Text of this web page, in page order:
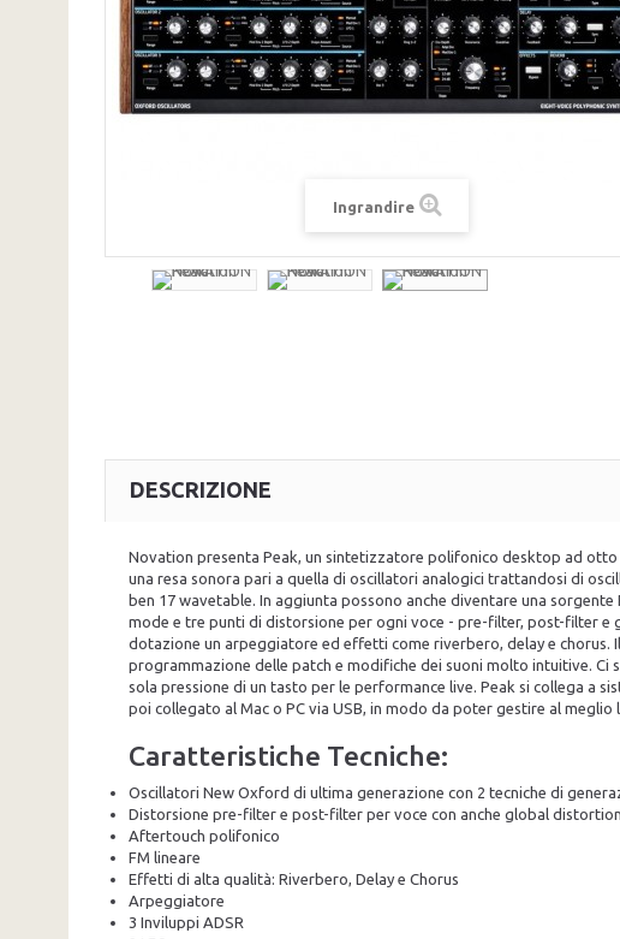
Ingrandire
DESCRIZIONE
Novation presenta Peak, un sintetizzatore polifonico desktop ad
una resa sonora pari a quella di oscillatori analogici trattandosi di
ben 17 wavetable. In aggiunta possono anche diventare una
mode e tre punti di distorsione per ogni voce - pre-filter, post-filter e
dotazione un arpeggiatore ed effetti come riverbero, delay e chorus.
programmazione delle patch e modifiche dei suoni molto intuitive. Ci
sola pressione di un tasto per le performance live. Peak si collega a
poi collegato al Mac o PC via USB, in modo da poter gestire al
Caratteristiche Tecniche:
Oscillatori New Oxford di ultima generazione con 2 tecniche di
Distorsione pre-filter e post-filter per voce con anche global distortion
Aftertouch polifonico
FM lineare
Effetti di alta qualità: Riverbero, Delay e Chorus
Arpeggiatore
3 Inviluppi ADSR